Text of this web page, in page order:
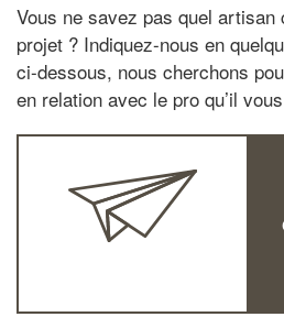
Vous ne savez pas quel
projet ? Indiquez-nous en
ci-dessous, nous cherchons
en relation avec le pro qu’il